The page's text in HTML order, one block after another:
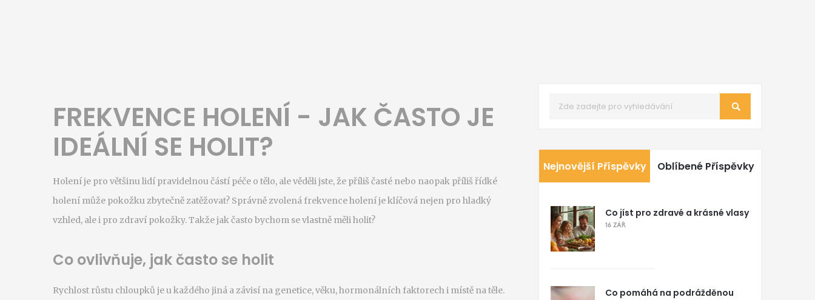
FREKVENCE HOLENÍ - JAK ČASTO JE
IDEÁLNÍ SE HOLIT?
Holení je pro většinu lidí pravidelnou částí péče o tělo, ale věděli jste, že příliš časté nebo naopak příliš řídké
holení může pokožku zbytečně zatěžovat? Správně zvolená frekvence holení je klíčová nejen pro hladký
vzhled, ale i pro zdraví pokožky. Takže jak často bychom se vlastně měli holit?
Co ovlivňuje, jak často se holit
Rychlost růstu chloupků je u každého jiná a závisí na genetice, věku, hormonálních faktorech i místě na těle.
Nejnovější Příspěvky Oblíbené Příspěvky
Co jíst pro zdravé a krásné vlasy
16 ZÁŘ
Co pomáhá na podrážděnou